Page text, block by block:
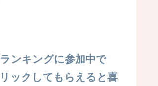
ンキングに参加中で
ックしてもらえると喜